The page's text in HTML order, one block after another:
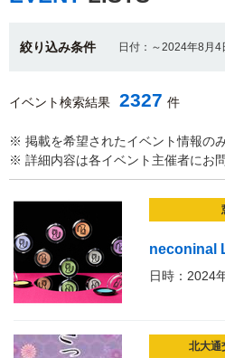
絞り込み条件 日付：～2024年8月4
イベント検索結果 2327 件
※ 掲載を希望されたイベント情報の
※ 詳細内容は各イベント主催者にお
neconinal
日時：2024
北大通